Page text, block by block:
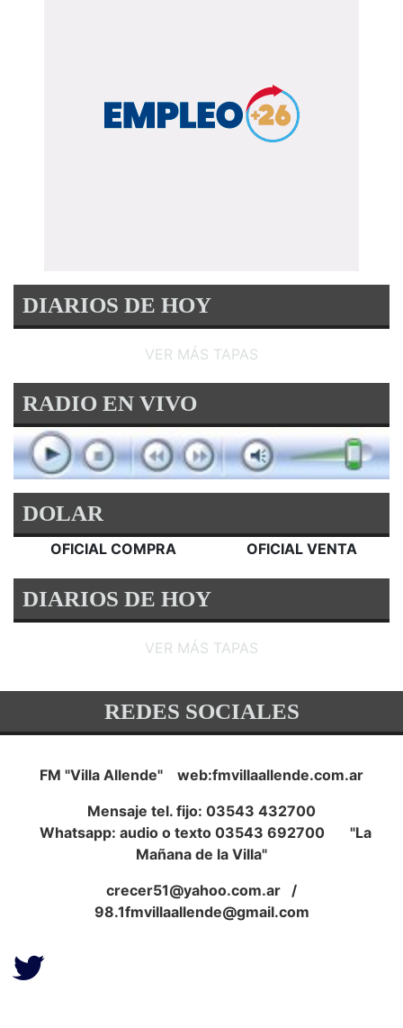
DIARIOS DE HOY
VER MÁS TAPAS
RADIO EN VIVO
DOLAR
OFICIAL COMPRA OFICIAL VENTA
DIARIOS DE HOY
VER MÁS TAPAS
REDES SOCIALES
FM "Villa Allende" web:fmvillaallende.com.ar
Mensaje tel. fijo: 03543 432700
Whatsapp: audio o texto 03543 692700 "La
Mañana de la Villa"
crecer51@yahoo.com.ar /
98.1fmvillaallende@gmail.com